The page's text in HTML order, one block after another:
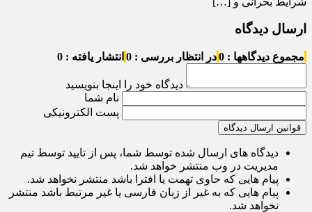
ارسال دیدگاه
مجموع دیدگاهها : 0 در انتظار بررسی : 0 انتشار یافته : 0
دیدگاه خود را اینجا بنویسید
نام شما
پست الکترونیکی
قوانین ارسال دیدگاه
دیدگاه های ارسال شده توسط شما، پس از تایید توسط تیم
مدیریت در وب منتشر خواهد شد.
پیام هایی که حاوی تهمت یا افترا باشد منتشر نخواهد شد.
پیام هایی که به غیر از زبان فارسی یا غیر مرتبط باشد منتشر
نخواهد شد.